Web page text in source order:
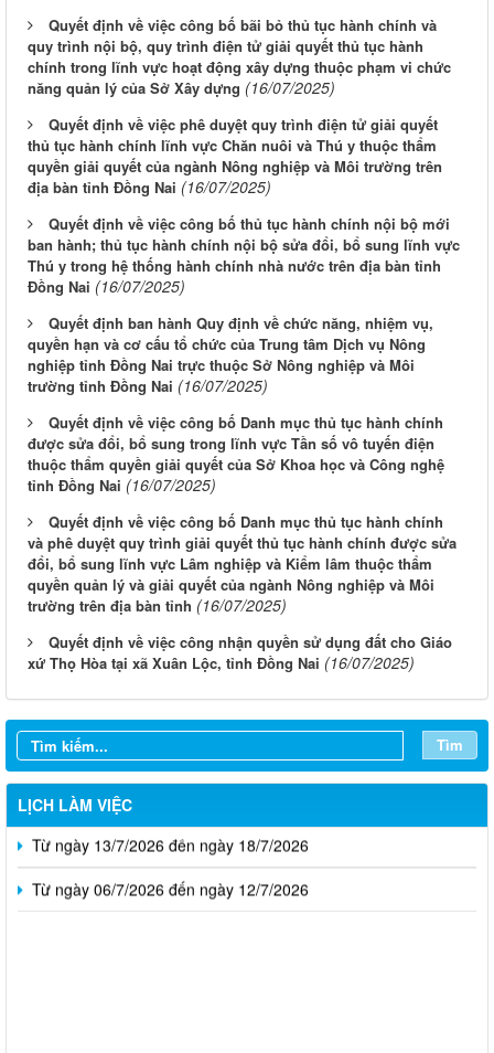
Quyết định về việc công bố bãi bỏ thủ tục hành chính và
quy trình nội bộ, quy trình điện tử giải quyết thủ tục hành
chính trong lĩnh vực hoạt động xây dựng thuộc phạm vi chức
năng quản lý của Sở Xây dựng (16/07/2025)
Quyết định về việc phê duyệt quy trình điện tử giải quyết
thủ tục hành chính lĩnh vực Chăn nuôi và Thú y thuộc thẩm
quyền giải quyết của ngành Nông nghiệp và Môi trường trên
địa bàn tỉnh Đồng Nai (16/07/2025)
Quyết định về việc công bố thủ tục hành chính nội bộ mới
ban hành; thủ tục hành chính nội bộ sửa đổi, bổ sung lĩnh vực
Thú y trong hệ thống hành chính nhà nước trên địa bàn tỉnh
Đồng Nai (16/07/2025)
Quyết định ban hành Quy định về chức năng, nhiệm vụ,
quyền hạn và cơ cấu tổ chức của Trung tâm Dịch vụ Nông
nghiệp tỉnh Đồng Nai trực thuộc Sở Nông nghiệp và Môi
trường tỉnh Đồng Nai (16/07/2025)
Quyết định về việc công bố Danh mục thủ tục hành chính
được sửa đổi, bổ sung trong lĩnh vực Tần số vô tuyến điện
thuộc thẩm quyền giải quyết của Sở Khoa học và Công nghệ
tỉnh Đồng Nai (16/07/2025)
Quyết định về việc công bố Danh mục thủ tục hành chính
và phê duyệt quy trình giải quyết thủ tục hành chính được sửa
đổi, bổ sung lĩnh vực Lâm nghiệp và Kiểm lâm thuộc thẩm
quyền quản lý và giải quyết của ngành Nông nghiệp và Môi
trường trên địa bàn tỉnh (16/07/2025)
Quyết định về việc công nhận quyền sử dụng đất cho Giáo
xứ Thọ Hòa tại xã Xuân Lộc, tỉnh Đồng Nai (16/07/2025)
Tìm
LỊCH LÀM VIỆC
Từ ngày 27/7/2026 đến ngày 02/8/2026
Từ ngày 20/7/2026 đến ngày 26/7/2026
Từ ngày 13/7/2026 đến ngày 18/7/2026
Từ ngày 06/7/2026 đến ngày 12/7/2026